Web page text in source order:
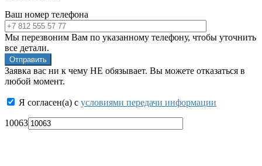
Ваш номер телефона
Мы перезвоним Вам по указанному телефону, чтобы уточнить
все детали.
Заявка вас ни к чему НЕ обязывает. Вы можете отказаться в
любой момент.
Я согласен(а) с условиями передачи информации
10063